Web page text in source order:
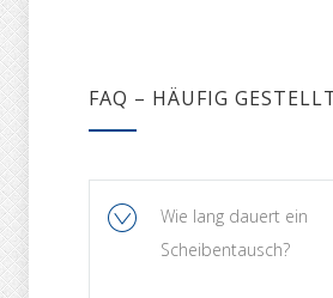
FAQ – HÄUFIG
Wie lang dauert ein
Scheibentausch?